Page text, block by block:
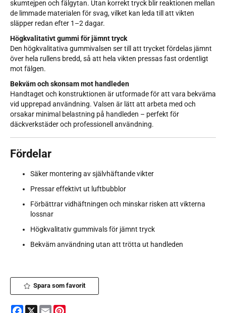
skumtejpen och fälgytan. Utan korrekt tryck blir reaktionen mellan
de limmade materialen för svag, vilket kan leda till att vikten
släpper redan efter 1–2 dagar.
Högkvalitativt gummi för jämnt tryck
Den högkvalitativa gummivalsen ser till att trycket fördelas jämnt
över hela rullens bredd, så att hela vikten pressas fast ordentligt
mot fälgen.
Bekväm och skonsam mot handleden
Handtaget och konstruktionen är utformade för att vara bekväma
vid upprepad användning. Valsen är lätt att arbeta med och
orsakar minimal belastning på handleden – perfekt för
däckverkstäder och professionell användning.
Fördelar
Säker montering av självhäftande vikter
Pressar effektivt ut luftbubblor
Förbättrar vidhäftningen och minskar risken att vikterna
lossnar
Högkvalitativ gummivals för jämnt tryck
Bekväm användning utan att trötta ut handleden
Spara som favorit
Facebook
X Email